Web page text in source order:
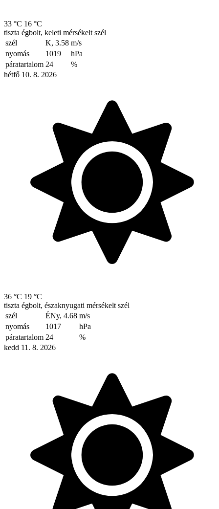
33 °C 16 °C
tiszta égbolt, keleti mérsékelt szél
szél
K, 3.58 m/s
nyomás
1019
hPa
páratartalom 24
%
hétfő 10. 8. 2026
36 °C 19 °C
tiszta égbolt, északnyugati mérsékelt szél
szél
ÉNy, 4.68 m/s
nyomás
1017
hPa
páratartalom 24
%
kedd 11. 8. 2026